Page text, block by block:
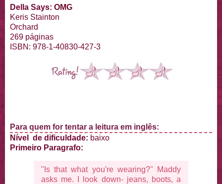
Della Says: OMG
Keris Stainton
Orchard
269 páginas
ISBN: 978-1-40830-427-3
Para quem for tentar a leitura em inglês:
Nível de dificuldade: baixo
Primeiro Paragrafo:
"Is that what you're wearing?" Maddy
asks me. I look down- jeans, boots, a